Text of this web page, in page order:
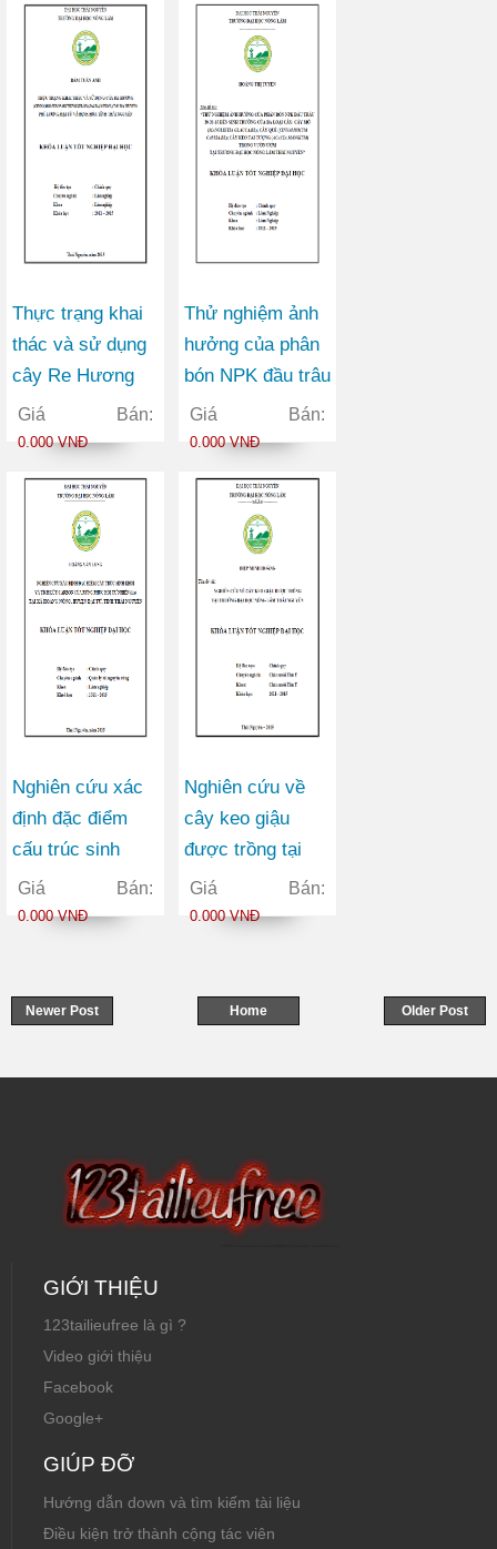
Hóa huyện Định
Hóa tỉnh Thái
Nguyên
Thực trạng khai
thác và sử dụng
cây Re Hương
cây Re hương
(Cinnamomum
(Jack.) Meisn.)
tại ba huyện: Phú
Lương, Đại Từ
và Định Hóa Tỉnh
Thái Nguyên
Giá Bán:
0.000 VNĐ
Thử nghiệm ảnh
hưởng của phân
bón NPK đầu trâu
20-20-15 đến
sinh trưởng của
mỡ; Cây Quế;
Cây Keo Tai
Tượng trong
vườn ươm tại
trường đại học
Nguyên
Giá Bán:
0.000 VNĐ
Nghiên cứu xác
định đặc điểm
cấu trúc sinh
khối và tích lũy
Carbon của rừng
Nông huyện Đại
Giá Bán:
0.000 VNĐ
Nghiên cứu về
cây keo giậu
được trồng tại
trường Đại Học
Nông Lâm Thái
Giá Bán:
0.000 VNĐ
Newer Post Older Post
Home
GIỚI THIỆU
123tailieufree là gì ?
Video giới thiệu
Facebook
Google+
GIÚP ĐỠ
Hướng dẫn down và tìm kiếm tài liệu
Điều kiện trở thành cộng tác viên